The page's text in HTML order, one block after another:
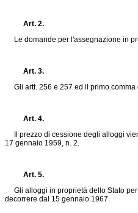
Art. 2.
Le domande per l'assegnazione in
Art. 3.
Gli artt. 256 e 257 ed il primo comma
Art. 4.
Il prezzo di cessione degli alloggi
17 gennaio 1959, n. 2.
Art. 5.
Gli alloggi in proprietà dello Stato per
decorrere dal 15 gennaio 1967.